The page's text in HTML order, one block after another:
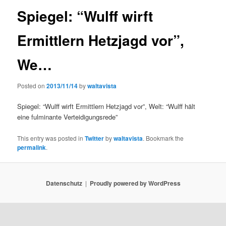
Spiegel: “Wulff wirft
Ermittlern Hetzjagd vor”,
We…
Posted on2013/11/14bywaltavista
Spiegel: “Wulff wirft Ermittlern Hetzjagd vor”, Welt: “Wulff hält
eine fulminante Verteidigungsrede”
This entry was posted inTwitterbywaltavista. Bookmark the
permalink.
Datenschutz Proudly powered by WordPress